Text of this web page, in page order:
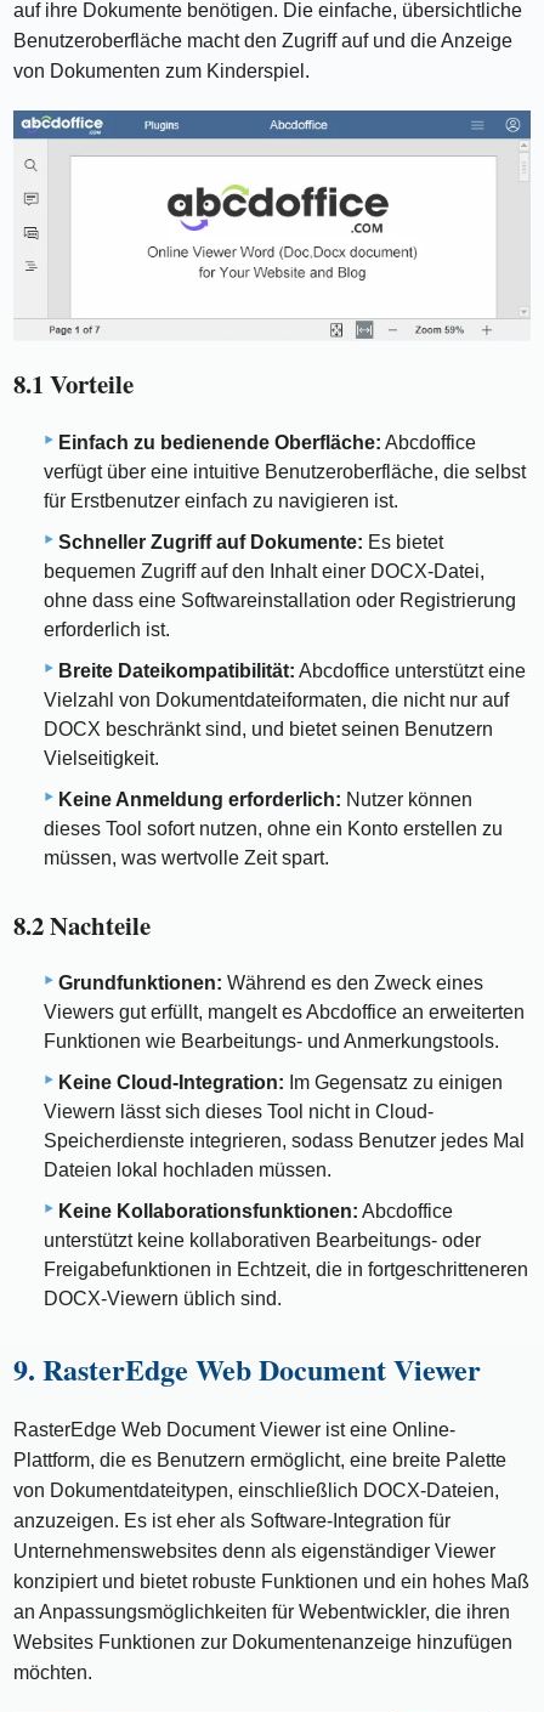
auf ihre Dokumente benötigen. Die einfache, übersichtliche
Benutzeroberfläche macht den Zugriff auf und die Anzeige
von Dokumenten zum Kinderspiel.
8.1 Vorteile
Einfach zu bedienende Oberfläche: Abcdoffice
verfügt über eine intuitive Benutzeroberfläche, die selbst
für Erstbenutzer einfach zu navigieren ist.
Schneller Zugriff auf Dokumente: Es bietet
bequemen Zugriff auf den Inhalt einer DOCX-Datei,
ohne dass eine Softwareinstallation oder Registrierung
erforderlich ist.
Breite Dateikompatibilität: Abcdoffice unterstützt eine
Vielzahl von Dokumentdateiformaten, die nicht nur auf
DOCX beschränkt sind, und bietet seinen Benutzern
Vielseitigkeit.
Keine Anmeldung erforderlich: Nutzer können
dieses Tool sofort nutzen, ohne ein Konto erstellen zu
müssen, was wertvolle Zeit spart.
8.2 Nachteile
Grundfunktionen: Während es den Zweck eines
Viewers gut erfüllt, mangelt es Abcdoffice an erweiterten
Funktionen wie Bearbeitungs- und Anmerkungstools.
Keine Cloud-Integration: Im Gegensatz zu einigen
Viewern lässt sich dieses Tool nicht in Cloud-
Speicherdienste integrieren, sodass Benutzer jedes Mal
Dateien lokal hochladen müssen.
Keine Kollaborationsfunktionen: Abcdoffice
unterstützt keine kollaborativen Bearbeitungs- oder
Freigabefunktionen in Echtzeit, die in fortgeschritteneren
DOCX-Viewern üblich sind.
9. RasterEdge Web Document Viewer
RasterEdge Web Document Viewer ist eine Online-
Plattform, die es Benutzern ermöglicht, eine breite Palette
von Dokumentdateitypen, einschließlich DOCX-Dateien,
anzuzeigen. Es ist eher als Software-Integration für
Unternehmenswebsites denn als eigenständiger Viewer
konzipiert und bietet robuste Funktionen und ein hohes Maß
an Anpassungsmöglichkeiten für Webentwickler, die ihren
Websites Funktionen zur Dokumentenanzeige hinzufügen
möchten.